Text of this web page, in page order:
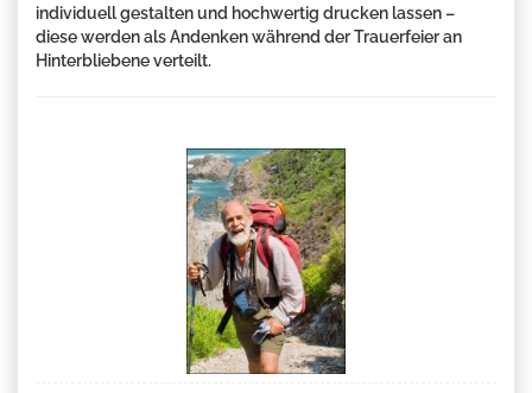
individuell gestalten und hochwertig drucken lassen –
diese werden als Andenken während der Trauerfeier an
Hinterbliebene verteilt.